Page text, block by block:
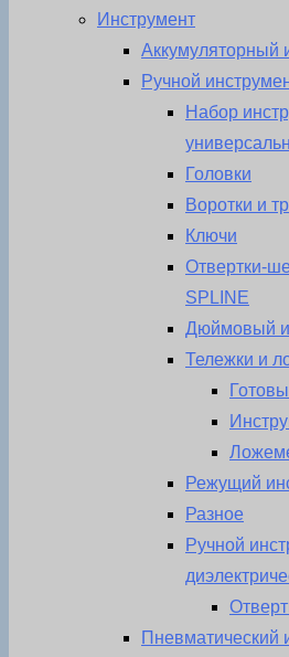
Инструмент
Аккумуляторный
Ручной
Набор
Головки
Воротки и
Ключи
Отвертки-
SPLINE
Дюймовый
Тележки и
Режущий
Разное
Ручной
Пневматический